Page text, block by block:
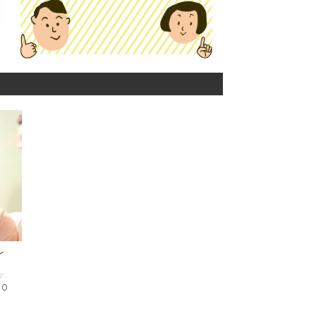
■プロフィール 初めまして。赤星 薫（あかぼしかおる）と申します。 日本初！介護福祉士による出張フラワーアレンジメント・園芸教室を広めています＾＾ 現場で頑張る介護士さんたちのお悩みやこれからの相談 介護現場で働いてみたい方のご質問にお答え 花や植物をプレゼントしたいけど、自分では選べないから助けてほしい などなど、色々ご相談に乗れたらと思います＾＾ 美味しいものを一緒に食べに行く、探求しに行くのもウェルカムです♪ Facebook https://www.facebook.com/rich.kaoru.happysmile Instagram https://www.instagram.com/happysmile_378/ ■わたしの複業 （経験・実績・趣味・特技・好きなことetc） 職歴 有料老人ホーム勤務７年半 訪問フラワーアレンジメント園芸教室「ハッピースマイル」代表 創業３年目 自社教室開催と並行して、花屋の店舗でも勤務 資格 介護福祉士 高等学校農業科教員免許 フラワー装飾技能士３級 趣味 花屋巡り 古民家をネットで見まくる 旅行 山の上から景色眺めてボーっとする 《花と緑で未来を楽しく明るく 》、《ハッピースマイルに関わる全ての方の幸福を目指すと共に、自分らしく生き・働く仲間を増やす活動を全国・世界へ拡げること》を理念として掲げ活動中。 高校・大学で、フラワーアレンジメント・植物の栽培・農業・生物を中心に学ぶ。 大学在学中に園芸療法に興味を持ち、福祉業界に就職。 介護職として生活全般から看取りまでを７年半経験し、その中で、『心身の癒し・リハビリテーション』を目的に、高齢者向けフラワーアレンジメント教室、介護施設職員向け「お花と認知症研修」の開催や園芸療法を行う。 高齢者の楽しみ創出・介護スタッフ研修が評判で出張型のフラワーアレンジメント・園芸教室「ハッピースマイル」を創業。 2019年7月まで、延べ2000人以上が参加、リピート率は90％以上。 園芸療法とそれを通した対人コミュニケーションや働き方についての講義開催など、福祉関係者向けフラワーアレンジメント講座などを現場主導でできるようにサポート業務を展開中。 ■時間内に提供できること 自宅に置く植物を一緒に選んでほしい 人に花をプレゼントしたいから、相談に乗ってほしい 古民家カフェに一緒に行きたい 花を選ぶコツ、教室のコツ 心の相談 施設アクティビティの相談 働き方、介護に関する悩みや相談 介護に対する想い・ぐち クレームにならない対応のコツ ただ話を聞いてほしい ■ こんな人におすすめ 花をすぐ枯らすことに悩んでる、育て方分からないから躊躇してる 人に花をあげてみたいけどハードル高い 一人でカフェに行きにくい とにかく癒されたい 美味しいもの食べることが好きな方 介護職として働くことに疲れてきている方 色々疲れてる方 ■ 当日の流れとスケジュール（60分） 【WEBでのやり取りをご希望の場合】 1、簡単にお互いの自己紹介 2、相談内容・ヒアリング 3、個別の質問にお答え ＊時間延長希望の場合はその場でご相談の上、ご決済いただきます。 【対面でのやり取りをご希望の場合】 ＊花屋やカフェなど、出向く先への交通費や飲食費はご負担をお願いいたします。 1、簡単にお互いの自己紹介 2、買い物希望→ヒアリング・選定 相談希望 → 食事しながらお話し ＊時間延長希望の場合はその場でご相談の上、ご決済いただきます。 ■調整可能な曜日・時間帯 平日の 月曜～金曜の17時以降 、土日の日中 ＊平日の日中も可能な日がございます。お気軽にお問い合わせ下さい。 ＊ 当日のお申し込みはご遠慮ください。 ３日前以上の余裕を持った日時で、ご希望日時を３つほどお知らせください。 （送信欄）＝＝＝＝＝＝＝＝＝＝＝＝ 第一希望：●月●日●曜日 ●時●分～●時●分 第二希望：●月●日●曜日 ●時●分～●時●分 第三希望：●月●日●曜日 ●時●分～●時●分 ＝＝＝＝＝＝＝＝＝＝＝＝＝＝＝＝＝ ＊対面、WEB上でのやりとり、どちらでも構いません。 対面の場合は、場所は要相談でお願いいたします。 ＊花屋やカフェなど、出向く先への交通費や飲食費はご負担をお願いいたします。 ■ よくある質問 Q. オンラインでのやり取りは可能ですか？ A. 可能です＾＾ ・ご相談日時等のお問い合わせ ・遠隔地にお住まいであったり、都合上対面が不可能な場合 などは、LINE＠ or Facebookメッセンジャーにてご連絡ください。 Q. 延長した場合はどうなりますか？ A. 延長時間分を別途ご購入いただきます。 ■1回のサービス提供時間 １時間/回 ＊２時間ご希望の場合はカートにて「２」個ご購入ください。 ＊当日延長相談も可 ■サービス提供エリア 兵庫県宝塚市から５０キロ圏内程度、圏外は要相談 ＊オンラインの場合は全国可